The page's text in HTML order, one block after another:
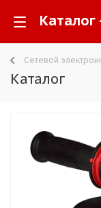
Каталог
Сетевой
Каталог